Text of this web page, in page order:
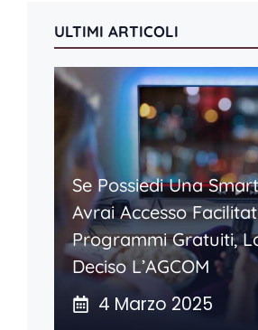
ULTIMI ARTICOLI
Se Possiedi Una
Avrai Accesso
Programmi Gratuiti,
Deciso L’AGCOM
4 Marzo 2025